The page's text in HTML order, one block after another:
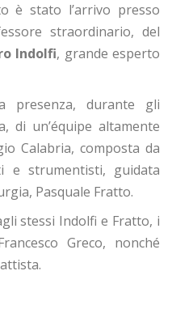
è stato l’arrivo presso
straordinario, del
Indolfi, grande esperto
presenza, durante gli
di un’équipe altamente
Calabria, composta da
e strumentisti, guidata
Pasquale Fratto.
stessi Indolfi e Fratto, i
Greco, nonché